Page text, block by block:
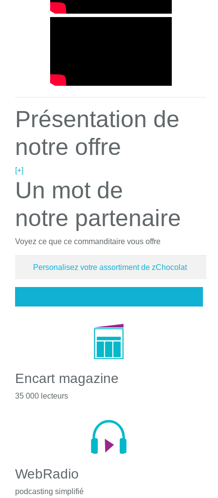
Présentation de
notre offre
[+]
Un mot de
notre partenaire
Voyez ce que ce commanditaire vous offre
Personalisez votre assortiment de zChocolat
Encart magazine
35 000 lecteurs
WebRadio
podcasting simplifié